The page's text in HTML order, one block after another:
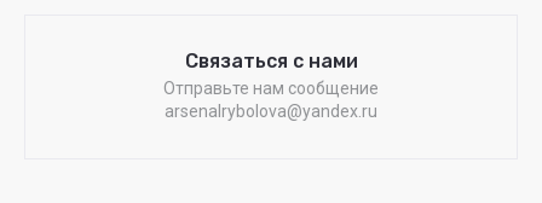
Связаться с нами
Отправьте нам сообщение
arsenalrybolova@yandex.ru